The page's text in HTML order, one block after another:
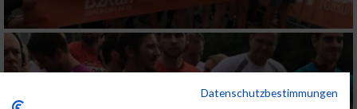
Datenschutzbestimmungen